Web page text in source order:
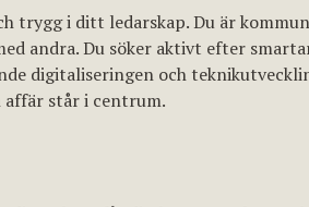
trygg i ditt ledarskap. Du är
andra. Du söker aktivt efter
digitaliseringen och
affär står i centrum.